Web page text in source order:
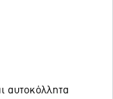
αυτοκόλλητα